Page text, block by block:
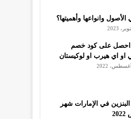
الأصول وانواعها وأهميتها؟
على كود خصم
او اي هيرب او لوكيستان
في الإمارات شهر